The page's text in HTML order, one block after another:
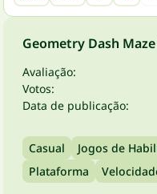
Geometry Dash
Avaliação:
Votos:
Data de publicação:
Casual Jogos de
Plataforma